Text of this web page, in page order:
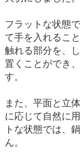
フラットな状態
て手を入れるこ
触れる部分を、
置くことができ
す。
また、平面と立
に応じて自然に
トな状態では、
ん。